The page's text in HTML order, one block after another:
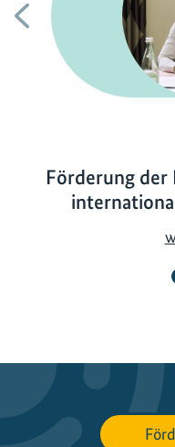
Vorherige
Förderung der